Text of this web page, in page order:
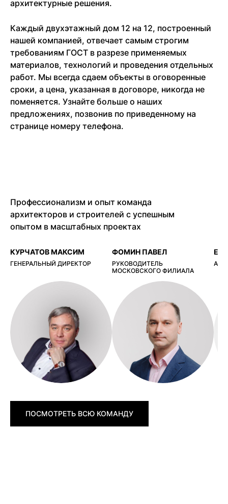
архитектурные решения.
Каждый двухэтажный дом 12 на 12, построенный
нашей компанией, отвечает самым строгим
требованиям ГОСТ в разрезе применяемых
материалов, технологий и проведения отдельных
работ. Мы всегда сдаем объекты в оговоренные
сроки, а цена, указанная в договоре, никогда не
поменяется. Узнайте больше о наших
предложениях, позвонив по приведенному на
странице номеру телефона.
Профессионализм и опыт команда
архитекторов и строителей с успешным
опытом в масштабных проектах
КУРЧАТОВ МАКСИМ
ГЕНЕРАЛЬНЫЙ ДИРЕКТОР
ФОМИН ПАВЕЛ
РУКОВОДИТЕЛЬ
МОСКОВСКОГО ФИЛИАЛА
ПОСМОТРЕТЬ ВСЮ КОМАНДУ